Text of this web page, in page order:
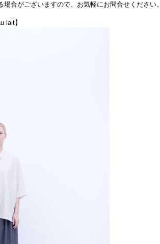
合がございますので、お気軽にお問合せください。
lait】